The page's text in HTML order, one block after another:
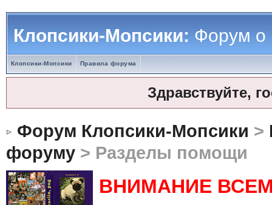
Клопсики-Мопсики:Форум о
Клопсики-Мопсики Правила форума
Здравствуйте,
Форум Клопсики-Мопсики >
форуму> Разделы помощи
ВНИМАНИЕ